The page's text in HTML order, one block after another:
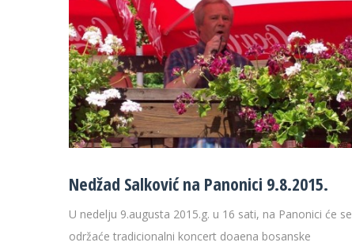
Nedžad Salković na Panonici 9.8.2015.
U nedelju 9.augusta 2015.g. u 16 sati, na Panonici će se
održaće tradicionalni koncert doaena bosanske